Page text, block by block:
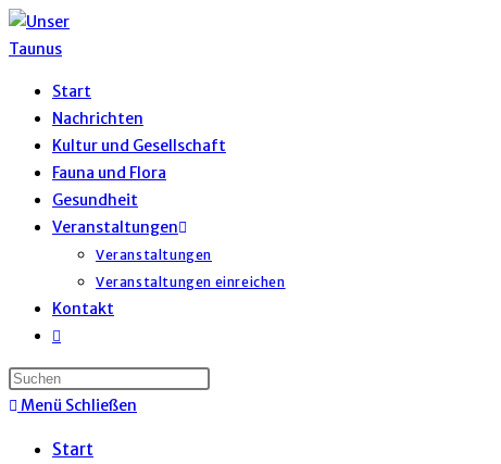
Start
Nachrichten
Kultur und Gesellschaft
Fauna und Flora
Gesundheit
Veranstaltungen
Veranstaltungen
Veranstaltungen einreichen
Kontakt
Menü Schließen
Start